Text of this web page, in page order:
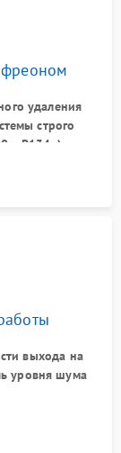
фреоном
удаления
строго
R134a) по
в системе.
выхода на
уровня шума
и корректного
оттайки.